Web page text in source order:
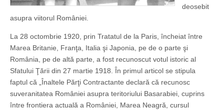
deosebit
asupra viitorul României.
La 28 octombrie 1920, prin Tratatul de la Paris, încheiat între
Marea Britanie, Franţa, Italia şi Japonia, pe de o parte şi
România, pe de altă parte, a fost recunoscut votul istoric al
Sfatului Ţării din 27 martie 1918. În primul articol se stipula
faptul că „Înaltele Părţi Contractante declară că recunosc
suveranitatea României asupra teritoriului Basarabiei, cuprins
între frontiera actuală a României, Marea Neagră, cursul